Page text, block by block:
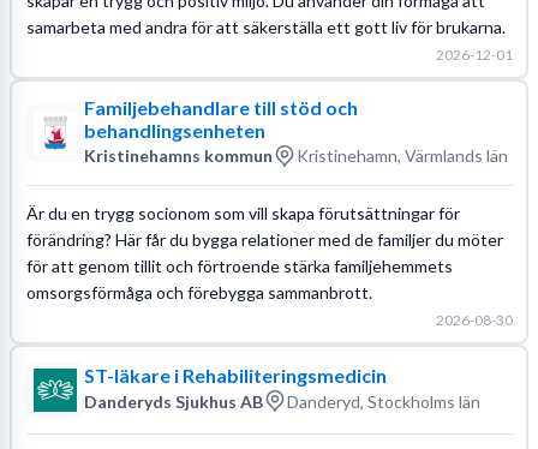
samarbeta med andra för att säkerställa ett gott liv för brukarna.
2026-12-01
Familjebehandlare till stöd och
behandlingsenheten
Kristinehamns kommun Kristinehamn, Värmlands län
Är du en trygg socionom som vill skapa förutsättningar för
förändring? Här får du bygga relationer med de familjer du möter
för att genom tillit och förtroende stärka familjehemmets
omsorgsförmåga och förebygga sammanbrott.
2026-08-30
ST-läkare i Rehabiliteringsmedicin
Danderyds Sjukhus AB Danderyd, Stockholms län